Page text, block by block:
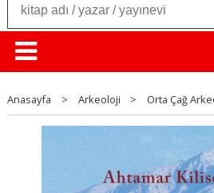
Anasayfa > Arkeoloji > Orta Çağ